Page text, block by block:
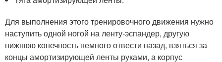
Для выполнения этого тренировочного движения нужно
наступить одной ногой на ленту-эспандер, другую
нижнюю конечность немного отвести назад, взяться за
концы амортизирующей ленты руками, а корпус